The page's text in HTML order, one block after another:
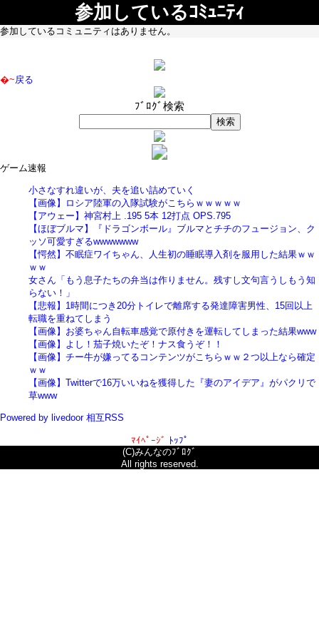
参加しているｺﾐｭﾆﾃｨ
参加しているコミュニティはありません。
�~戻る
ﾌﾞﾛｸﾞ検索
ゲーム速報
小さなすれ違いが、夫を追い詰めていく
【画像】ロシア陸軍の入隊試験がこちらｗｗｗｗｗ
【アウェー】神宮村上 .195 5本 12打点 OPS.795
【ほぼブルマ】『ドラゴンボール』ブルマとチチのフュージョン、ク
ッソ可愛すぎるwwwwwww
【愕然】不眠症ワイちゃん、人生初の睡眠導入剤を服用した結果ｗｗ
ｗｗ
女さん「もう息子たちの弁当は作りません。残すし文句言うしもう知
らない！」
【悲報】1時間につき20分トイレで離席する発達障害男性、15回以上
転職を重ねてしまう
【画像】お婆ちゃん自転車感覚で原付きを運転してしまった結果www
【画像】よし！茄子焼いたぞ！ナス食うぞ！！
【画像】チー牛が嫌ってるコンテンツがこちらｗｗ２つ以上なら確定
ｗｗ
【画像】Twitterで16万いいねを獲得した『妻のアイデア』がパクリで
草www
Powered by livedoor 相互RSS
ﾏｲﾍﾟｰｼﾞ
ﾄｯﾌﾟ
(C)みんなのﾌﾞﾛｸﾞ
All rights reserved.